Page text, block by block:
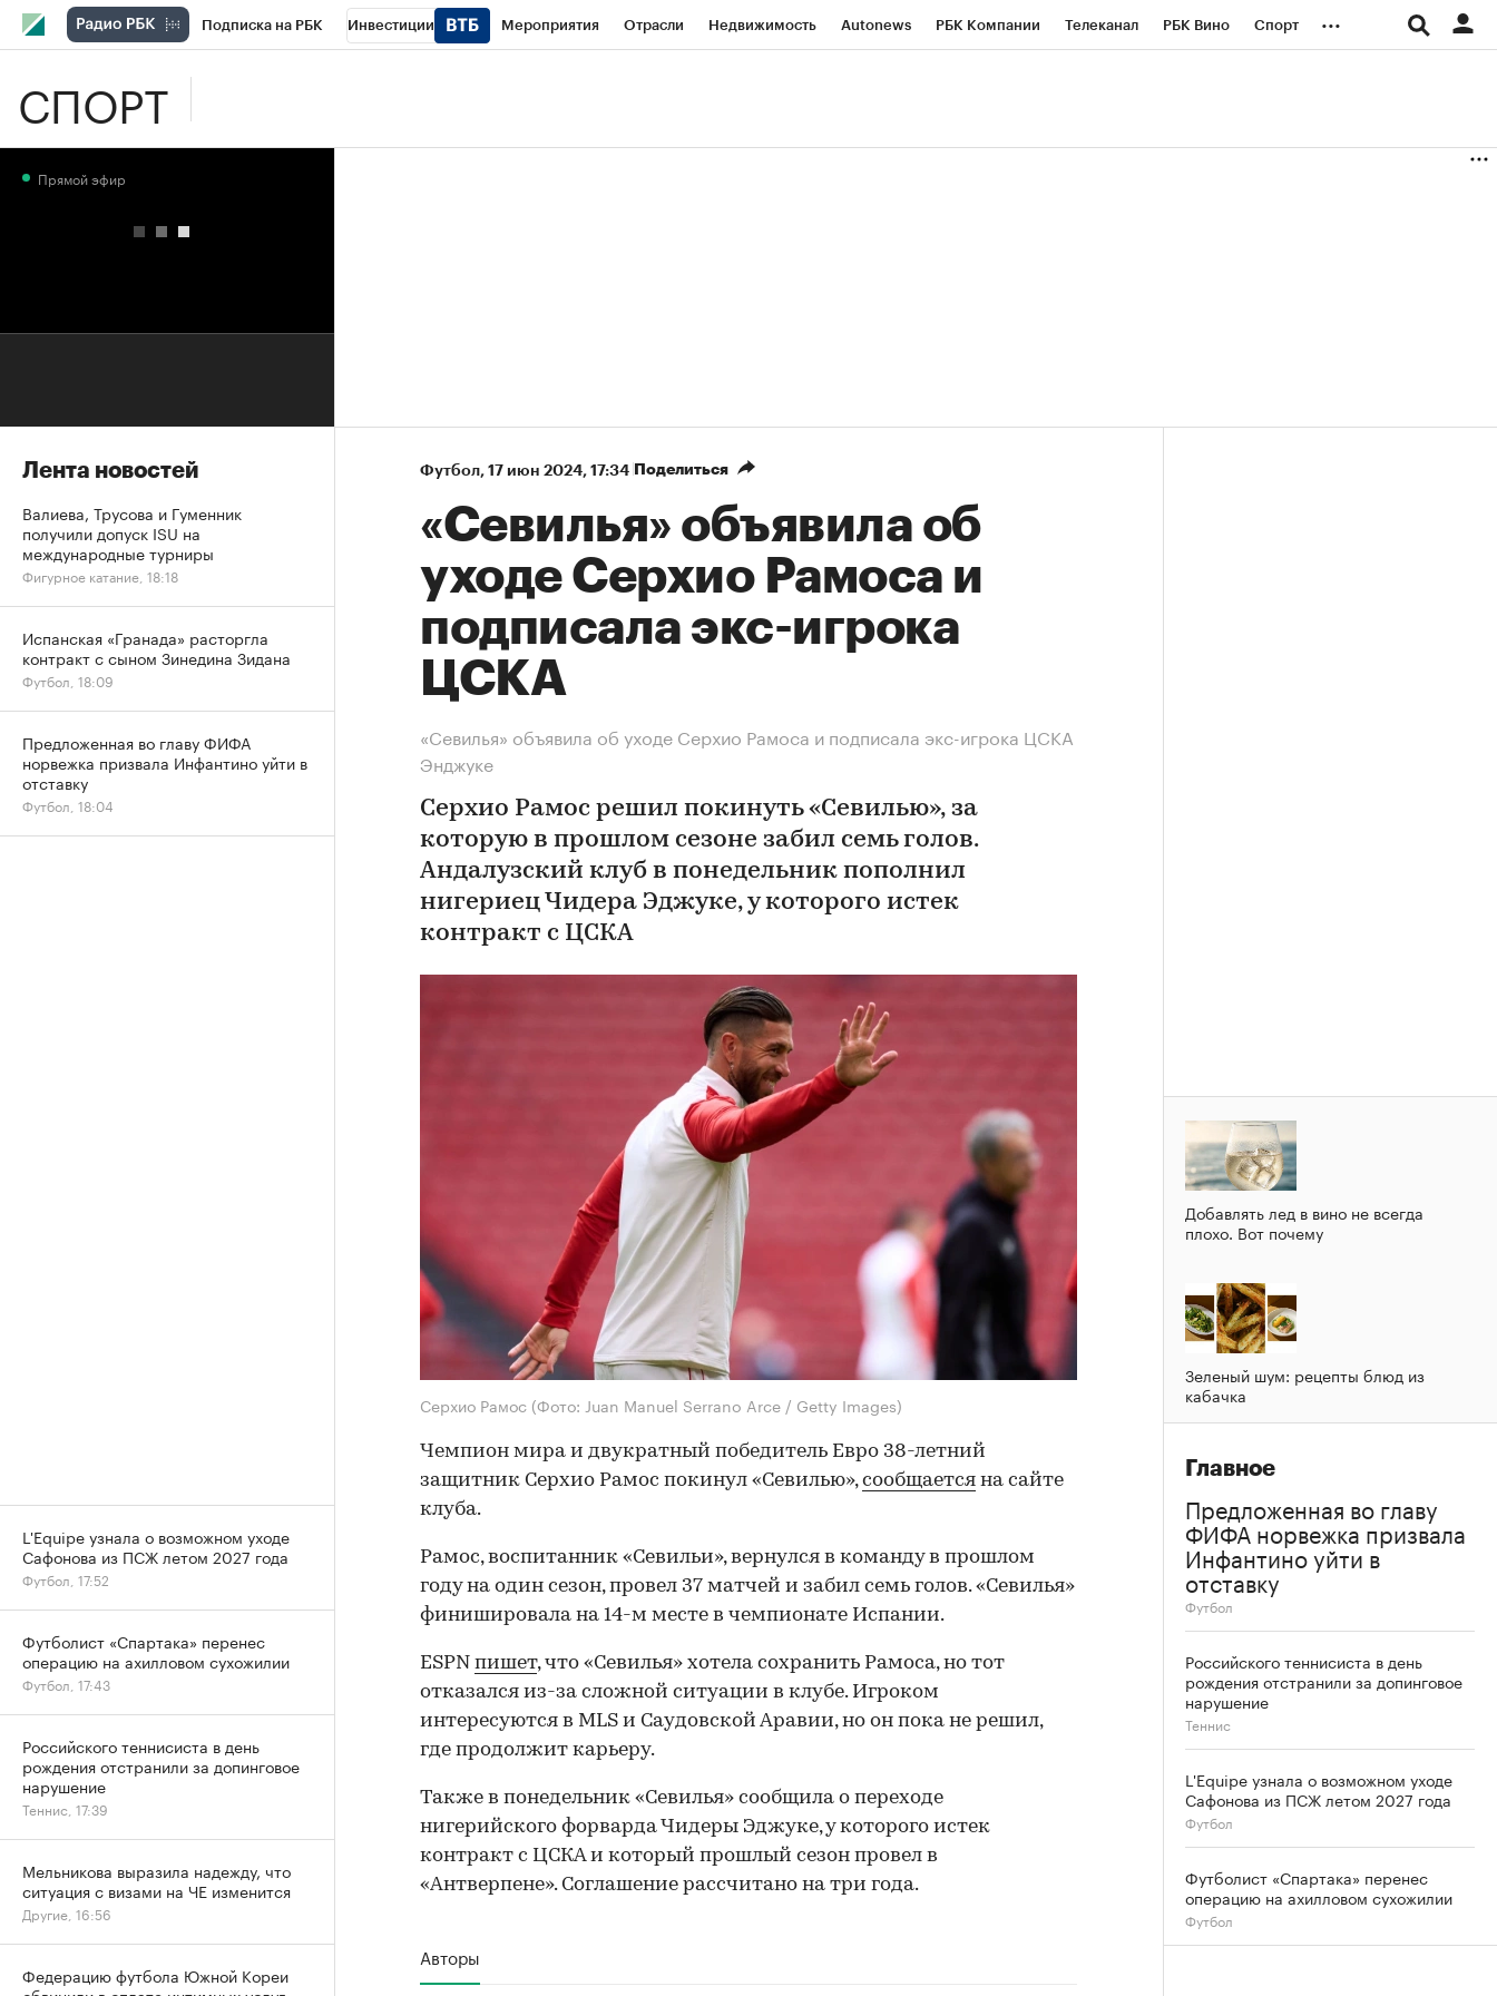
Подписка на РБК Инвестиции Мероприятия Отрасли Недвижимость Autonews РБК Компании Телеканал РБК Вино Спорт ...
СПОРТ
Футбол⁠, 17 июн 2024, 17:34 Поделиться
«Севилья» объявила об
уходе Серхио Рамоса и
подписала экс-игрока
ЦСКА
«Севилья» объявила об уходе Серхио Рамоса и подписала экс-игрока ЦСКА
Энджуке
Серхио Рамос решил покинуть «Севилью», за
которую в прошлом сезоне забил семь голов.
Андалузский клуб в понедельник пополнил
нигериец Чидера Эджуке, у которого истек
контракт с ЦСКА
Серхио Рамос (Фото: Juan Manuel Serrano Arce / Getty Images)
Чемпион мира и двукратный победитель Евро 38-летний
защитник Серхио Рамос покинул «Севилью»,сообщается на сайте
клуба.
Рамос, воспитанник «Севильи», вернулся в команду в прошлом
году на один сезон, провел 37 матчей и забил семь голов. «Севилья»
финишировала на 14-м месте в чемпионате Испании.
ESPN пишет, что «Севилья» хотела сохранить Рамоса, но тот
отказался из-за сложной ситуации в клубе. Игроком
интересуются в MLS и Саудовской Аравии, но он пока не решил,
где продолжит карьеру.
Также в понедельник «Севилья» сообщила о переходе
нигерийского форварда Чидеры Эджуке, у которого истек
контракт с ЦСКА и который прошлый сезон провел в
«Антверпене». Соглашение рассчитано на три года.
Авторы
Добавлять лед в вино не всегда
плохо. Вот почему
Зеленый шум: рецепты блюд из
кабачка
Главное
Предложенная во главу
ФИФА норвежка призвала
Инфантино уйти в
отставку
Футбол
Российского теннисиста в день
рождения отстранили за допинговое
нарушение
Теннис
L'Equipe узнала о возможном уходе
Сафонова из ПСЖ летом 2027 года
Футбол
Футболист «Спартака» перенес
операцию на ахилловом сухожилии
Футбол
Прямой эфир
Лента новостей
Валиева, Трусова и Гуменник
получили допуск ISU на
международные турниры
Фигурное катание, 18:18
Испанская «Гранада» расторгла
контракт с сыном Зинедина Зидана
Футбол, 18:09
Предложенная во главу ФИФА
норвежка призвала Инфантино уйти в
отставку
Футбол, 18:04
L'Equipe узнала о возможном уходе
Сафонова из ПСЖ летом 2027 года
Футбол, 17:52
Футболист «Спартака» перенес
операцию на ахилловом сухожилии
Футбол, 17:43
Российского теннисиста в день
рождения отстранили за допинговое
нарушение
Теннис, 17:39
Мельникова выразила надежду, что
ситуация с визами на ЧЕ изменится
Другие, 16:56
Федерацию футбола Южной Кореи